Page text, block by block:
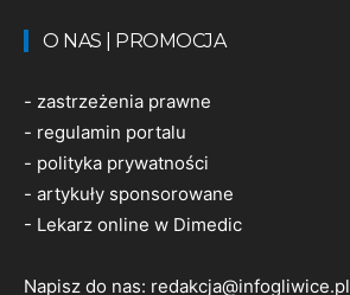
O NAS | PROMOCJA
- zastrzeżenia prawne
- regulamin portalu
- polityka prywatności
- artykuły sponsorowane
- Lekarz online w Dimedic
Napisz do nas: redakcja@infogliwice.pl